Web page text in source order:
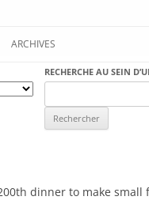
ARCHIVES
RECHERCHE AU SEIN
for:
dinner to make